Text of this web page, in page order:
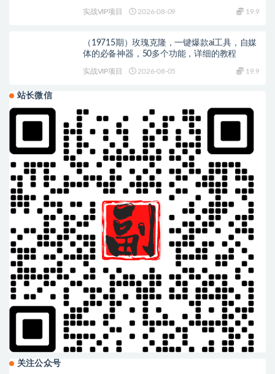
实战VIP项目 2026-08-09 19.9
（19715期）玫瑰克隆，一键爆款ai工具，自媒
体的必备神器，50多个功能，详细的教程
实战VIP项目 2026-08-05 19.9
站长微信
关注公众号